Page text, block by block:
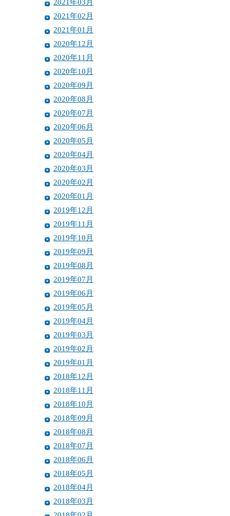
2021年03月
2021年02月
2021年01月
2020年12月
2020年11月
2020年10月
2020年09月
2020年08月
2020年07月
2020年06月
2020年05月
2020年04月
2020年03月
2020年02月
2020年01月
2019年12月
2019年11月
2019年10月
2019年09月
2019年08月
2019年07月
2019年06月
2019年05月
2019年04月
2019年03月
2019年02月
2019年01月
2018年12月
2018年11月
2018年10月
2018年09月
2018年08月
2018年07月
2018年06月
2018年05月
2018年04月
2018年03月